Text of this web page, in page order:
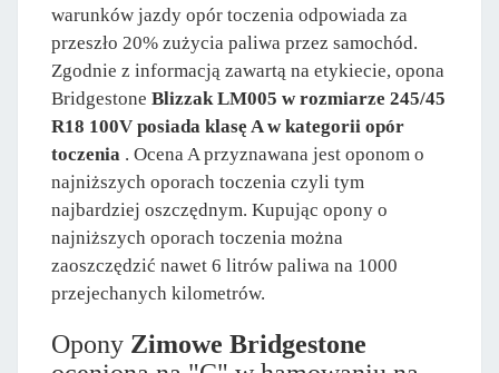
warunków jazdy opór toczenia odpowiada za
przeszło 20% zużycia paliwa przez samochód.
Zgodnie z informacją zawartą na etykiecie, opona
Bridgestone Blizzak LM005 w rozmiarze 245/45
R18 100V posiada klasę A w kategorii opór
toczenia . Ocena A przyznawana jest oponom o
najniższych oporach toczenia czyli tym
najbardziej oszczędnym. Kupując opony o
najniższych oporach toczenia można
zaoszczędzić nawet 6 litrów paliwa na 1000
przejechanych kilometrów.
Opony Zimowe Bridgestone